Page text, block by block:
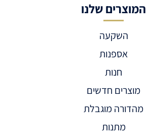
המוצרים שלנו
השקעה
אספנות
חנות
מוצרים חדשים
מהדורה מוגבלת
מתנות